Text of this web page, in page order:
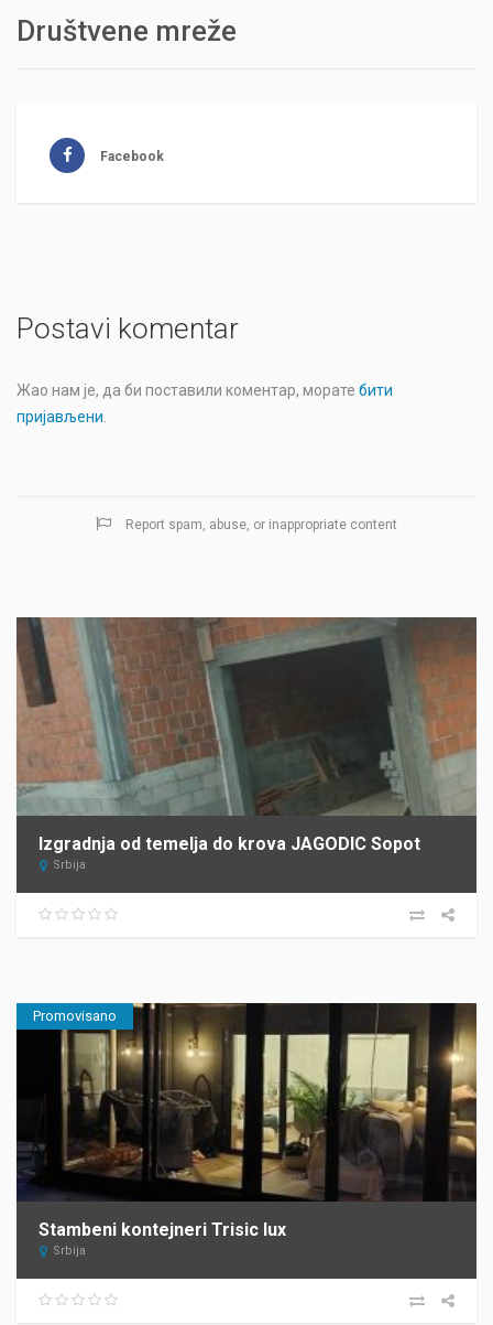
Društvene mreže
Facebook
Postavi komentar
Жао нам је, да би поставили коментар, морате бити
пријављени
Report spam, abuse, or inappropriate content
Izgradnja od temelja do krova JAGODIC Sopot
Srbija
Promovisano
Stambeni kontejneri Trisic lux
Srbija